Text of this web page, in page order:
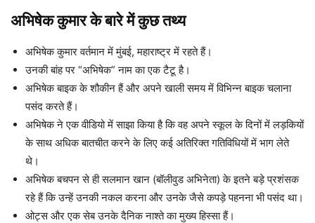
अभिषेक कुमार के बारे में कुछ तथ्य
अभिषेक कुमार वर्तमान में मुंबई, महाराष्ट्र में रहते हैं।
उनकी बांह पर “अभिषेक” नाम का एक टैटू है।
अभिषेक बाइक के शौकीन हैं और अपने खाली समय में विभिन्न बाइक चलाना
पसंद करते हैं।
अभिषेक ने एक वीडियो में साझा किया है कि वह अपने स्कूल के दिनों में लड़कियों
के साथ अधिक बातचीत करने के लिए कई अतिरिक्त गतिविधियों में भाग लेते
थे।
अभिषेक बचपन से ही सलमान खान (बॉलीवुड अभिनेता) के इतने बड़े प्रशंसक
रहे हैं कि उन्हें उनकी नकल करना और उनके जैसे कपड़े पहनना भी पसंद था।
ओट्स और एक सेब उनके दैनिक नाश्ते का मुख्य हिस्सा हैं।